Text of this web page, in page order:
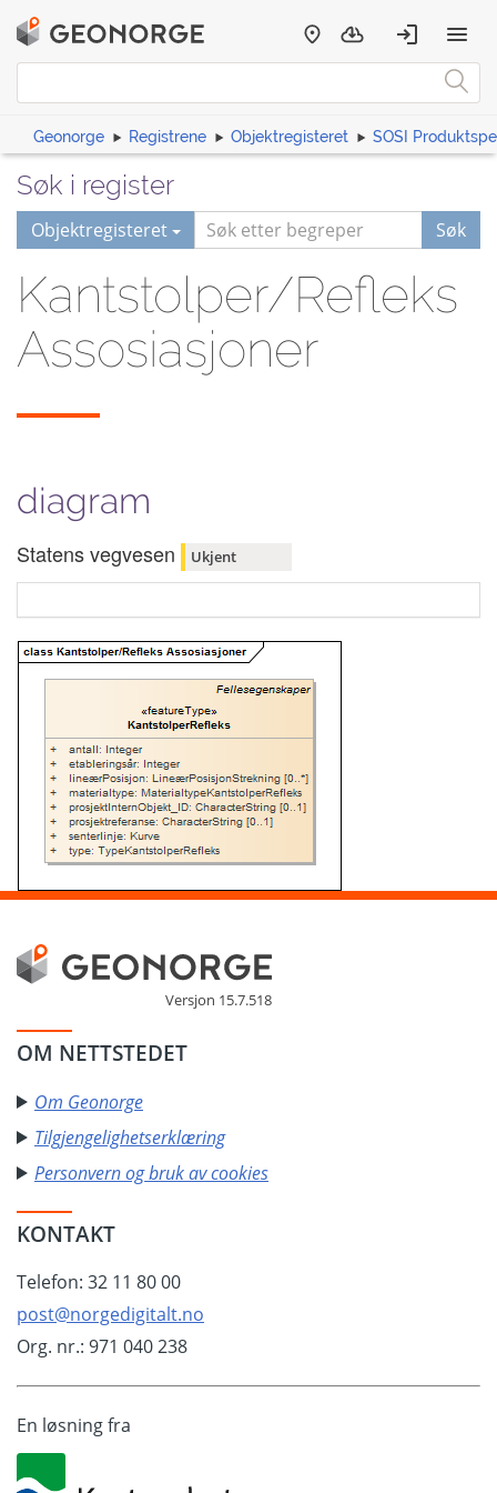
Geonorge Registrene Objektregisteret SOSI
Søk i register
Objektregisteret Søk
Kantstolper/Refleks
Assosiasjoner
diagram
Statens vegvesen Ukjent